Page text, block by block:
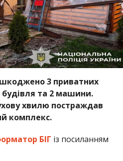
3 приватних
та 2 машини.
хвилю постраждав
комплекс.
БІГ із посиланням